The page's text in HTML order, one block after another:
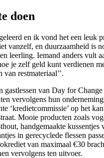
doen
en ik vond het een leuk
vanzelf, en duurzaamheid is
leerling. Iemand anders vult
je zelf geld kunt verdienen
restmateriaal’’.
gastlessen van Day for Change
vervolgens hun
‘kredietcommissie’ op het
Mooie producten zoals
handgemaakte kussentjes
in gerecyclede flessen
van maximaal €30
vervolgens ten uitvoer.